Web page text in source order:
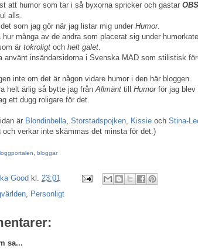
att humor som tar i så byxorna spricker och gastar
alls.
som jag gör när jag listar mig under Humor.
hur många av de andra som placerat sig under
är tokroligt och helt galet.
använt insändarsidorna i Svenska MAD som stilistisk
inte om det är någon vidare humor i den här bloggen.
helt ärlig så bytte jag frånAllmänt till Humorför jag blev
ett dugg roligare för det.
är Blondinbella, Storstadspojken, Kissie och Stina-
och verkar inte skämmas det minsta för det.)
bloggar
Good kl. 23:01
, Personligt
sa...